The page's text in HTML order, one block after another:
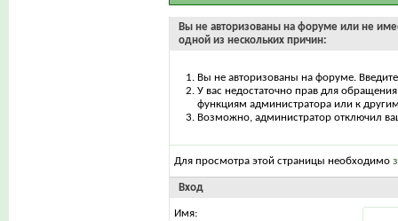
Вы не авторизованы на форуме или не
одной из нескольких причин:
Вы не авторизованы на форуме.
У вас недостаточно прав для
функциям администратора или к
Возможно, администратор отключил
Для просмотра этой страницы необходимо
Вход
Имя: